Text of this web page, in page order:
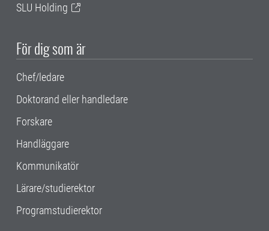
SLU Holding
För dig som är
Chef/ledare
Doktorand eller handledare
Forskare
Handläggare
Kommunikatör
Lärare/studierektor
Programstudierektor